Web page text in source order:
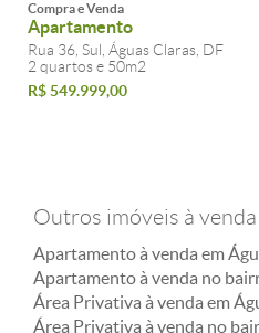
Compra e Venda
Apartamento
Rua 36, Sul, Águas Claras, DF
2 quartos e 50m2
R$ 549.999,00
Outros imóveis à
Apartamento à venda em
Apartamento à venda no
Área Privativa à venda em
Área Privativa à venda no